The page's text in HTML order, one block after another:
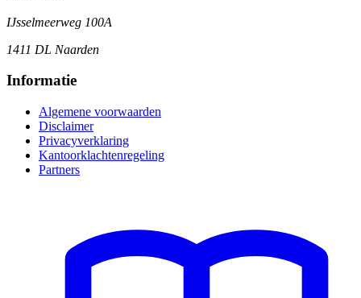
IJsselmeerweg 100A
1411 DL Naarden
Informatie
Algemene voorwaarden
Disclaimer
Privacyverklaring
Kantoorklachtenregeling
Partners